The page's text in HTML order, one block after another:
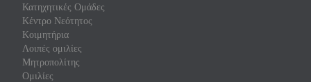
Κατηχητικές Ομάδες
Κέντρο Νεότητος
Κοιμητήρια
Λοιπές ομιλίες
Μητροπολίτης
Ομιλίες